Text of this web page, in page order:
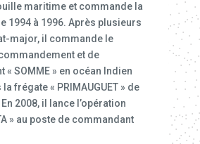
maritime et commande la
1994 à 1996. Après plusieurs
major, il commande le
et de
« SOMME » en océan Indien
frégate « PRIMAUGUET » de
2008, il lance l’opération
» au poste de commandant